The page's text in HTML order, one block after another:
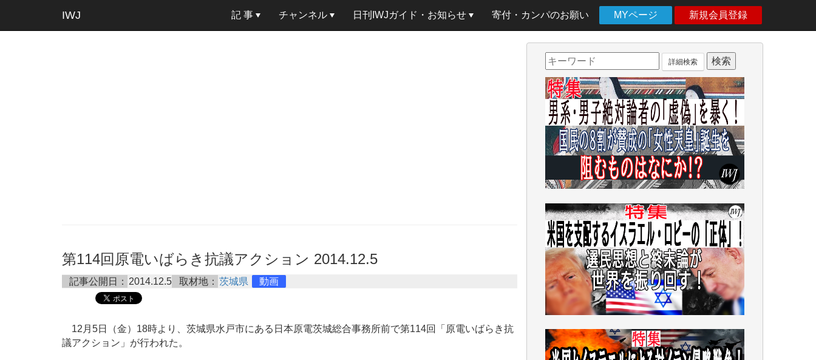
IWJ 記 事 チャンネル 日刊IWJガイド・お知らせ 寄付・カンパのお願い MYページ 新規会員登録
第114回原電いばらき抗議アクション 2014.12.5
記事公開日： 2014.12.5 取材地： 茨城県 動画
12月5日（金）18時より、茨城県水戸市にある日本原電茨城総合事務所前で第114回「原電いばらき抗
議アクション」が行われた。
詳細検索